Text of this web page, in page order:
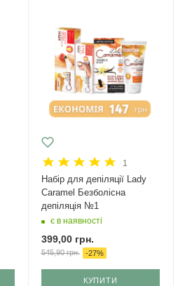
1
Набір для депіляції Lady
Caramel Безболісна
депіляція №1
є в наявності
399,00грн.
545,90грн. -27%
КУПИТИ